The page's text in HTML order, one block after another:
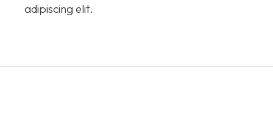
adipiscing elit.